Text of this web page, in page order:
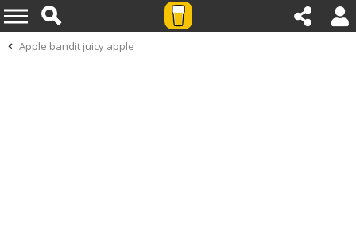
Apple bandit juicy apple